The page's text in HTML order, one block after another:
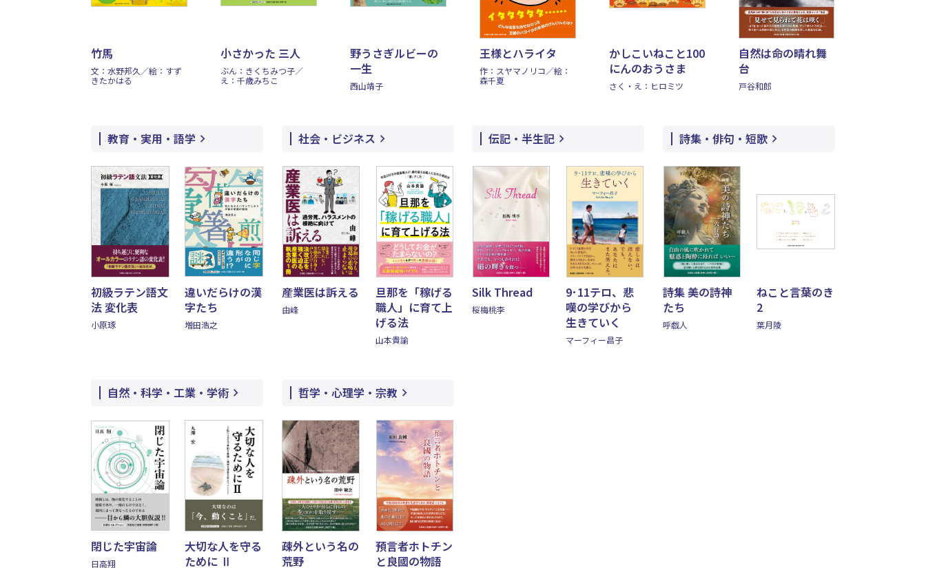
竹馬
文：水野邦久／絵：すず
きたかはる
小さかった 三人
ぶん：きくちみつ子／
え：千歳みちこ
野うさぎルビーの
一生
西山靖子
王様とハライタ
作：スヤマノリコ／絵：
森千夏
かしこいねこと100
にんのおうさま
さく・え：ヒロミツ
自然は命の晴れ舞
台
戸谷和郎
教育・実用・語学
初級ラテン語文
法 変化表
小原琢
違いだらけの漢
字たち
増田浩之
社会・ビジネス
産業医は訴える
由峰
旦那を「稼げる
職人」に育て上
げる法
山本貴諭
伝記・半生記
Silk Thread
桜梅桃李
9･11テロ、悲
嘆の学びから
生きていく
マーフィー昌子
詩集・俳句・短歌
詩集 美の詩神
たち
呼戯人
ねこと言葉のき
2
葉月陵
自然・科学・工業・学術
閉じた宇宙論
日高翔
大切な人を守る
ために Ⅱ
哲学・心理学・宗教
疎外という名の
荒野
預言者ホトチン
と良國の物語